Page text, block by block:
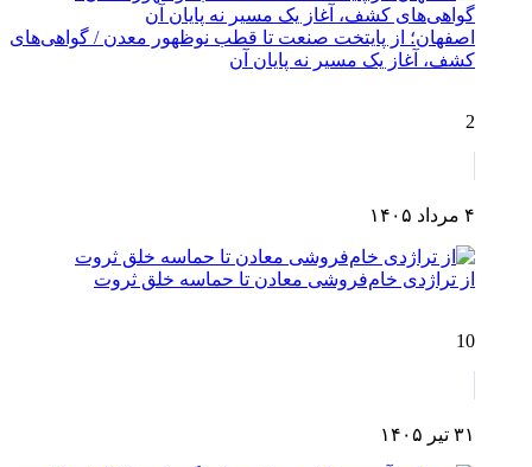
اصفهان؛ از پایتخت صنعت تا قطب نوظهور معدن / گواهی‌های
کشف، آغاز یک مسیر نه پایان آن
2
۴ مرداد ۱۴۰۵
از تراژدی خام‌فروشی معادن تا حماسه خلق ثروت
10
۳۱ تیر ۱۴۰۵